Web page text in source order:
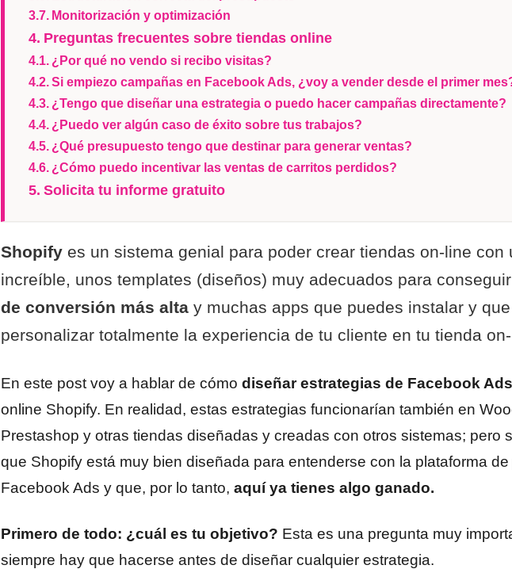
Monitorización y optimización
Preguntas frecuentes sobre tiendas online
¿Por qué no vendo si recibo visitas?
Si empiezo campañas en Facebook Ads, ¿voy a vender desde el primer
¿Tengo que diseñar una estrategia o puedo hacer campañas directamente?
¿Puedo ver algún caso de éxito sobre tus trabajos?
¿Qué presupuesto tengo que destinar para generar ventas?
¿Cómo puedo incentivar las ventas de carritos perdidos?
Solicita tu informe gratuito
Shopify es un sistema genial para poder crear tiendas on-line con
increíble, unos templates (diseños) muy adecuados para
de conversión más alta y muchas apps que puedes instalar y
personalizar totalmente la experiencia de tu cliente en tu tienda
En este post voy a hablar de cómo diseñar estrategias de Facebook Ads
online Shopify. En realidad, estas estrategias funcionarían también en
Prestashop y otras tiendas diseñadas y creadas con otros sistemas; pero
que Shopify está muy bien diseñada para entenderse con la plataforma de
Facebook Ads y que, por lo tanto, aquí ya tienes algo ganado.
Primero de todo: ¿cuál es tu objetivo? Esta es una pregunta muy
siempre hay que hacerse antes de diseñar cualquier estrategia.